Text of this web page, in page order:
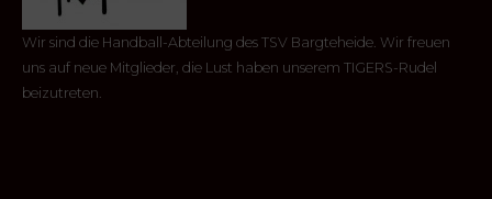
Wir sind die Handball-Abteilung des TSV Bargteheide. Wir freuen
uns auf neue Mitglieder, die Lust haben unserem TIGERS-Rudel
beizutreten.